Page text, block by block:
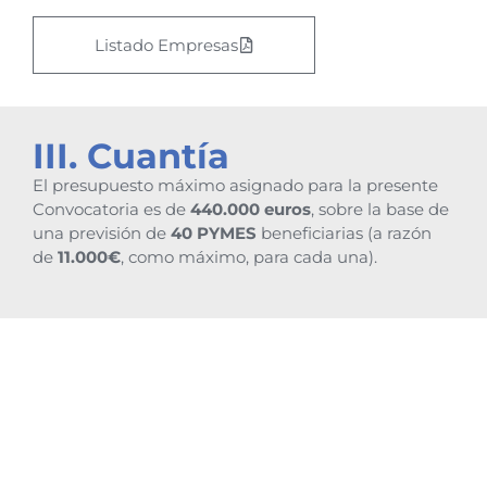
Listado Empresas
III. Cuantía
El presupuesto máximo asignado para la presente
Convocatoria es de 440.000 euros, sobre la base de
una previsión de 40 PYMES beneficiarias (a razón
de 11.000€, como máximo, para cada una).